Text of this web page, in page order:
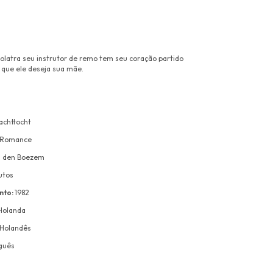
seu instrutor de remo tem seu coração partido
ele deseja sua mãe.
den Boezem
1982
Holandês